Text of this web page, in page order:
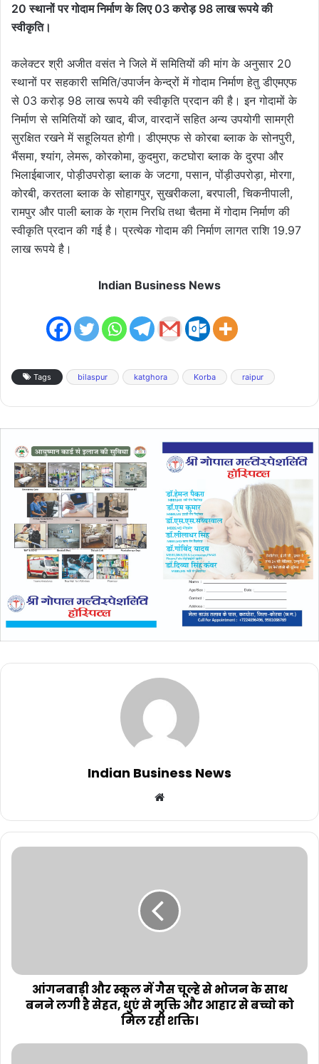
20 स्थानों पर गोदाम निर्माण के लिए 03 करोड़ 98 लाख रूपये की
स्वीकृति।
कलेक्टर श्री अजीत वसंत ने जिले में समितियों की मांग के अनुसार 20
स्थानों पर सहकारी समिति/उपार्जन केन्द्रों में गोदाम निर्माण हेतु डीएमएफ
से 03 करोड़ 98 लाख रूपये की स्वीकृति प्रदान की है। इन गोदामों के
निर्माण से समितियों को खाद, बीज, वारदानें सहित अन्य उपयोगी सामग्री
सुरक्षित रखने में सहूलियत होगी। डीएमएफ से कोरबा ब्लाक के सोनपुरी,
भैंसमा, श्यांग, लेमरू, कोरकोमा, कुदमुरा, कटघोरा ब्लाक के दुरपा और
भिलाईबाजार, पोड़ीउपरोड़ा ब्लाक के जटगा, पसान, पोंड़ीउपरोड़ा, मोरगा,
कोरबी, करतला ब्लाक के सोहागपुर, सुखरीकला, बरपाली, चिकनीपाली,
रामपुर और पाली ब्लाक के ग्राम निरधि तथा चैतमा में गोदाम निर्माण की
स्वीकृति प्रदान की गई है। प्रत्येक गोदाम की निर्माण लागत राशि 19.97
लाख रूपये है।
Indian Business News
Tags bilaspur katghora Korba raipur
Indian Business News
Website
आंगनबाड़ी और स्कूल में गैस चूल्हे से भोजन के साथ
बनने लगी है सेहत, धुएं से मुक्ति और आहार से बच्चो को
मिल रही शक्ति।